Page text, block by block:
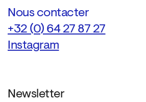
Nous contacter
+32 (0) 64 27 87 27
Instagram
Newsletter